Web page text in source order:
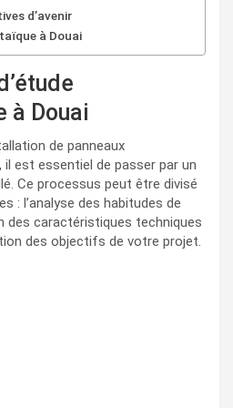
d’avenir
à Douai
à Douai
de panneaux
est essentiel de passer par un
Ce processus peut être divisé
: l’analyse des habitudes de
des caractéristiques techniques
des objectifs de votre projet.